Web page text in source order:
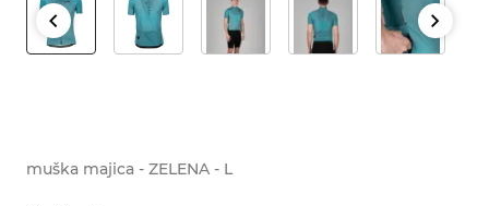
muška majica - ZELENA - L